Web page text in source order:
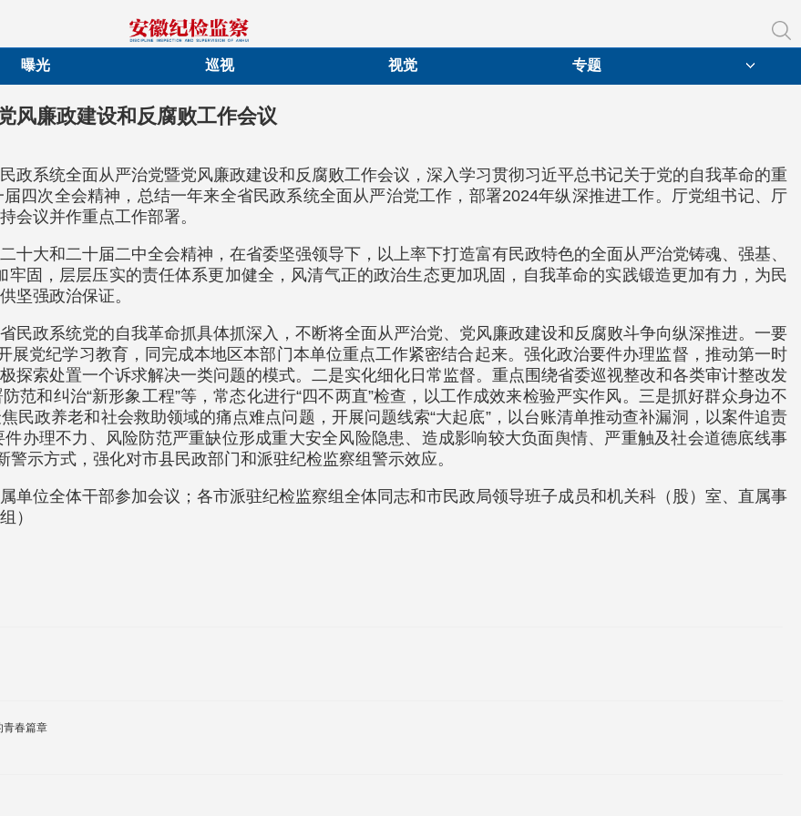
曝光 巡视 视觉 专题
风廉政建设和反腐败工作会议
政系统全面从严治党暨党风廉政建设和反腐败工作会议，深入学习贯彻习近平总书记关于党的自我革命的重
四次全会精神，总结一年来全省民政系统全面从严治党工作，部署2024年纵深推进工作。厅党组书记、厅
会议并作重点工作部署。
十大和二十届二中全会精神，在省委坚强领导下，以上率下打造富有民政特色的全面从严治党铸魂、强基、
牢固，层层压实的责任体系更加健全，风清气正的政治生态更加巩固，自我革命的实践锻造更加有力，为民
坚强政治保证。
民政系统党的自我革命抓具体抓深入，不断将全面从严治党、党风廉政建设和反腐败斗争向纵深推进。一要
展党纪学习教育，同完成本地区本部门本单位重点工作紧密结合起来。强化政治要件办理监督，推动第一时
探索处置一个诉求解决一类问题的模式。二是实化细化日常监督。重点围绕省委巡视整改和各类审计整改发
范和纠治“新形象工程”等，常态化进行“四不两直”检查，以工作成效来检验严实作风。三是抓好群众身边不
民政养老和社会救助领域的痛点难点问题，开展问题线索“大起底”，以台账清单推动查补漏洞，以案件追责
办理不力、风险防范严重缺位形成重大安全风险隐患、造成影响较大负面舆情、严重触及社会道德底线事
示方式，强化对市县民政部门和派驻纪检监察组警示效应。
单位全体干部参加会议；各市派驻纪检监察组全体同志和市民政局领导班子成员和机关科（股）室、直属事
）
青春篇章